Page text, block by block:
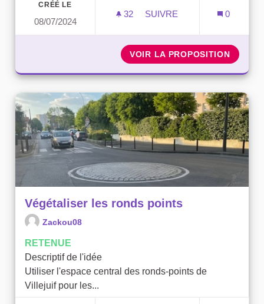
CRÉÉ LE
08/07/2024
32 32 ABONNÉS
SUIVRE
0
VOIR LA PROPOSITION
Végétaliser les ronds points
Zackou08
RETENUE
Descriptif de l'idée
Utiliser l'espace central des ronds-points de
Villejuif pour les...